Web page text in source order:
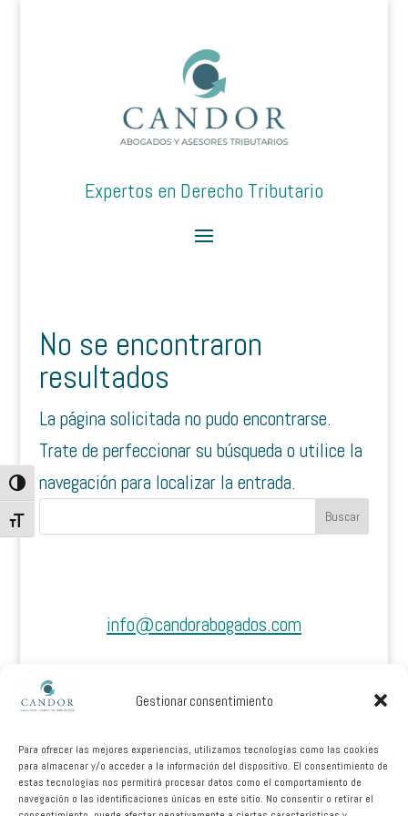
Gestionar consentimiento
Para ofrecer las mejores experiencias, utilizamos tecnologías como las cookies
para almacenar y/o acceder a la información del dispositivo. El consentimiento de
estas tecnologías nos permitirá procesar datos como el comportamiento de
navegación o las identificaciones únicas en este sitio. No consentir o retirar el
Alternar alto contraste
Alternar tamaño de letra
Expertos en Derecho Tributario
No se encontraron
resultados
La página solicitada no pudo encontrarse.
Trate de perfeccionar su búsqueda o utilice la
navegación para localizar la entrada.
Buscar
info@candorabogados.com
@candor_abogados
Calle Ribera del Muelle Nº4, 1ª Planta, Oficina
6